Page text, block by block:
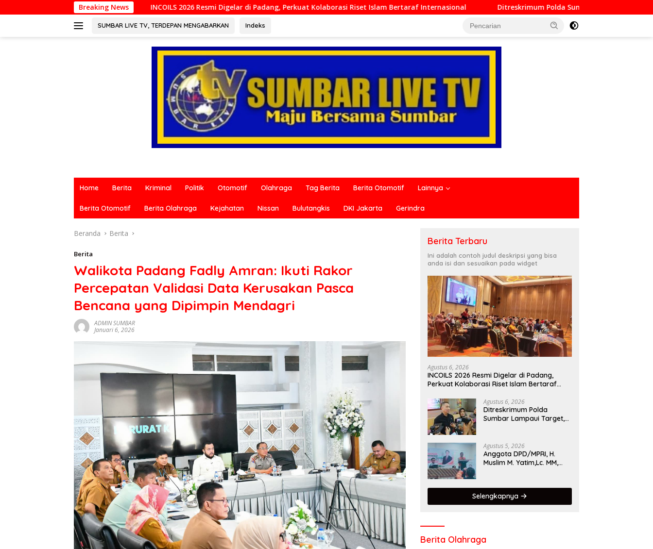
ke
Breaking News
INCOILS 2026 Resmi Digelar di Padang, Perkuat Kolaborasi Riset Islam Bertaraf Internasional Ditreskrimum Polda Sumbar Lampaui Target, Operasi Pekat dan Sikat
SUMBAR LIVE TV, TERDEPAN MENGABARKAN Indeks
terkini
berbagai
indonesia
dari
politik,
mapun
budaya
serta
berita
terbaru
lainnya
sumbar
Home Berita Kriminal Politik Otomotif Olahraga Tag Berita Berita Otomotif Lainnya
Berita Otomotif Berita Olahraga Kejahatan Nissan Bulutangkis DKI Jakarta Gerindra
Beranda Berita
Berita
Walikota Padang Fadly Amran: Ikuti Rakor
Percepatan Validasi Data Kerusakan Pasca
Bencana yang Dipimpin Mendagri
ADMIN SUMBAR
Januari 6, 2026
Berita Terbaru
Ini adalah contoh judul deskripsi yang bisa
anda isi dan sesuaikan pada widget
Agustus 6, 2026
INCOILS 2026 Resmi Digelar di Padang,
Perkuat Kolaborasi Riset Islam Bertaraf
Agustus 6, 2026
Ditreskrimum Polda
Sumbar Lampaui Target,
Hasil Maksimal
Agustus 5, 2026
Anggota DPD/MPRI, H.
Muslim M. Yatim,Lc. MM,
satu garda terdepan
dalam Bencana
Selengkapnya
Berita Olahraga